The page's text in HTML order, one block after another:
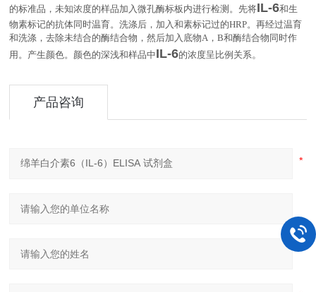
的标准品，未知浓度的样品加入微孔酶标板内进行检测。先将IL-6和生
物素标记的抗体同时温育。洗涤后，加入和素标记过的HRP。再经过温育
和洗涤，去除未结合的酶结合物，然后加入底物A ，B和酶结合物同时作
用。产生颜色。颜色的深浅和样品中IL-6的浓度呈比例关系。
产品咨询